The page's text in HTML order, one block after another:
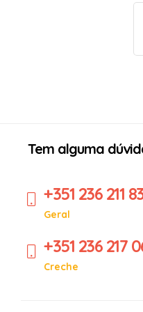
Tem alguma
+351 236 211
Geral
+351 236 217
Creche